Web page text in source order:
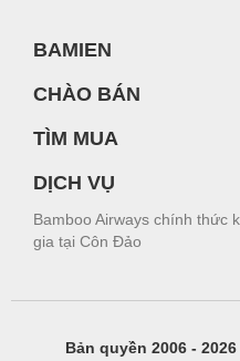
BAMIEN
CHÀO BÁN
TÌM MUA
DỊCH VỤ
Bamboo Airways chính thức
gia tại Côn Đảo
Bản quyền 2006 -